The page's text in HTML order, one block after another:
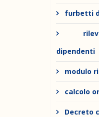
furbetti
dipendenti
modulo
calcolo
Decreto